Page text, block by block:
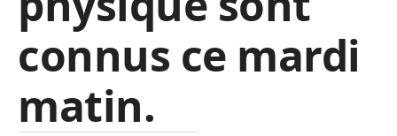
connus ce mardi
matin.